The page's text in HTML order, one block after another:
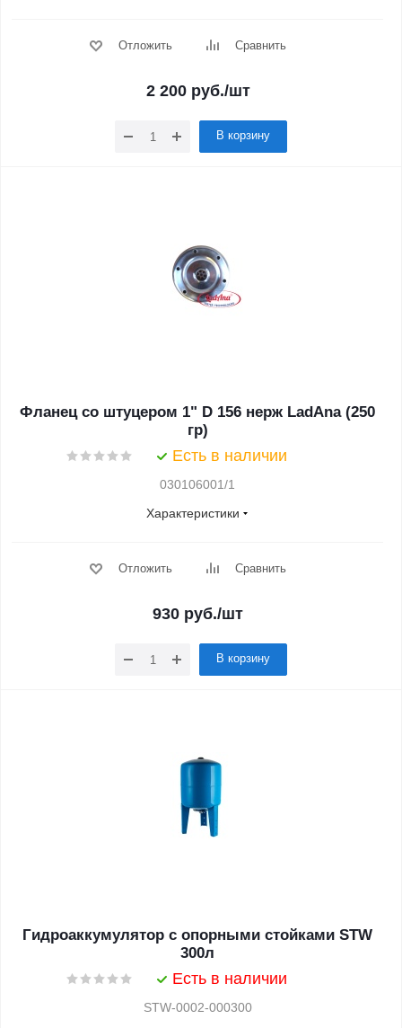
Отложить Сравнить
2 200руб./шт
В корзину
Фланец со штуцером 1" D 156 нерж LadAna (250
гр)
Есть в наличии
030106001/1
Характеристики
Отложить Сравнить
930 руб./шт
В корзину
Гидроаккумулятор с опорными стойками STW
300л
Есть в наличии
STW-0002-000300